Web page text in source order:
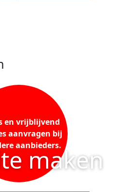
maken
en vrijblijvend
aanvragen bij
aanbieders.